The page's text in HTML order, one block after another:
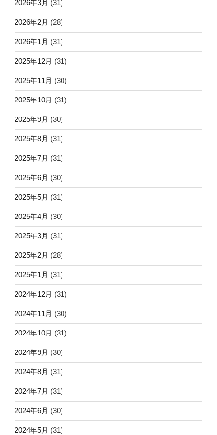
2026年3月 (31)
2026年2月 (28)
2026年1月 (31)
2025年12月 (31)
2025年11月 (30)
2025年10月 (31)
2025年9月 (30)
2025年8月 (31)
2025年7月 (31)
2025年6月 (30)
2025年5月 (31)
2025年4月 (30)
2025年3月 (31)
2025年2月 (28)
2025年1月 (31)
2024年12月 (31)
2024年11月 (30)
2024年10月 (31)
2024年9月 (30)
2024年8月 (31)
2024年7月 (31)
2024年6月 (30)
2024年5月 (31)